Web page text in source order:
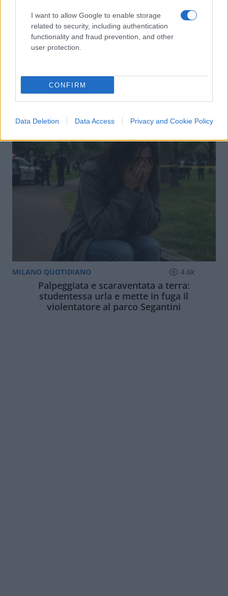
I want to allow Google to enable storage
related to security, including authentication
functionality and fraud prevention, and other
user protection.
CONFIRM
Data Deletion Data Access Privacy and Cookie Policy
generale Vannacci
20 Settembre 2023, 15:20
IL PIÙ LETTO DEL MESE
MILANO QUOTIDIANO 4.6k
Palpeggiata e scaraventata a terra:
studentessa urla e mette in fuga il
violentatore al parco Segantini